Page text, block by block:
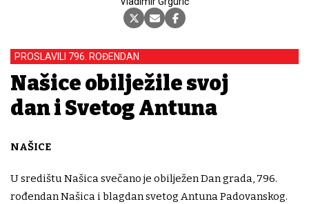
PROSLAVILI 796. ROĐENDAN
Našice obilježile svoj
dan i Svetog Antuna
NAŠICE
U središtu Našica svečano je obilježen Dan grada, 796.
rođendan Našica i blagdan svetog Antuna Padovanskog.